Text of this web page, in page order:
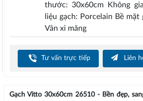
thước: 30x60cm Không
liệu gạch: Porcelain Bề
Vân xi măng
Tư vấn trực tiếp Liên
Gạch Vitto 30x60cm 26510 - Bền đẹp,